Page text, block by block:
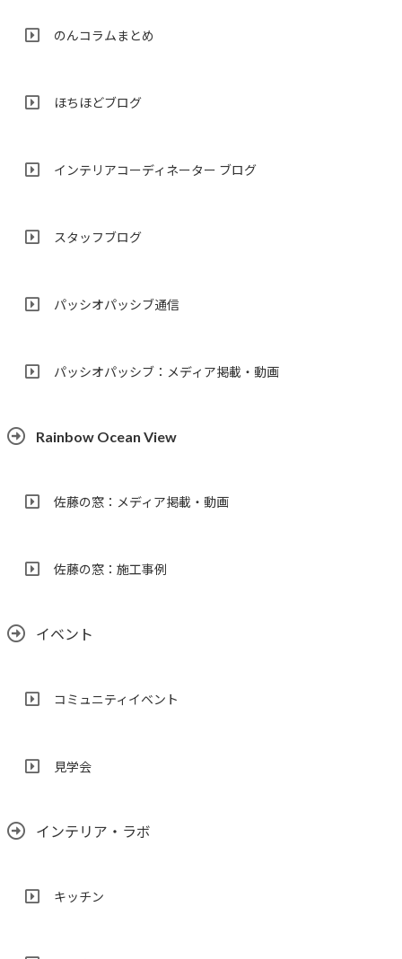
のんコラムまとめ
ほちほどブログ
インテリアコーディネーター ブログ
スタッフブログ
パッシオパッシブ通信
パッシオパッシブ：メディア掲載・動画
Rainbow Ocean View
佐藤の窓：メディア掲載・動画
佐藤の窓：施工事例
イベント
コミュニティイベント
見学会
インテリア・ラボ
キッチン